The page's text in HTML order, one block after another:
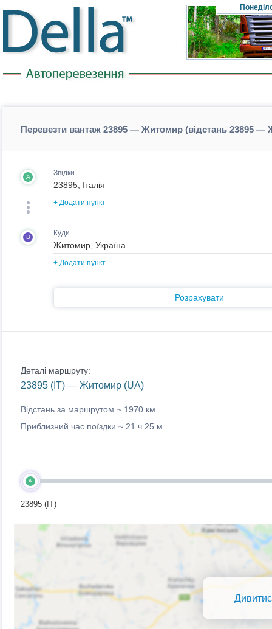
Перевезти вантаж 23895 — Житомир (відстань 23895 —
A Звідки
+ Додати пункт
B Куди
+ Додати пункт
Розрахувати
Деталі маршруту:
23895 (IT) — Житомир (UA)
Відстань за маршрутом ~ 1970 км
Приблизний час поїздки ~ 21 ч 25 м
A
23895 (IT)